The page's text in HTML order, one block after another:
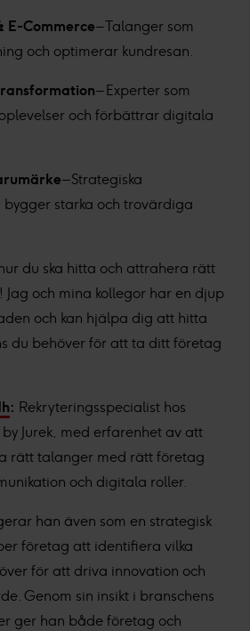
E-Commerce– Talanger som
och optimerar kundresan.
– Experter som
och förbättrar digitala
– Strategiska
bygger starka och trovärdiga
du ska hitta och attrahera rätt
och mina kollegor har en djup
och kan hjälpa dig att hitta
du behöver för att ta ditt företag
: Rekryteringsspecialist hos
Jurek, med erfarenhet av att
rätt talanger med rätt företag
och digitala roller.
han även som en strategisk
företag att identifiera vilka
för att driva innovation och
Genom sin insikt i branschens
ger han både företag och